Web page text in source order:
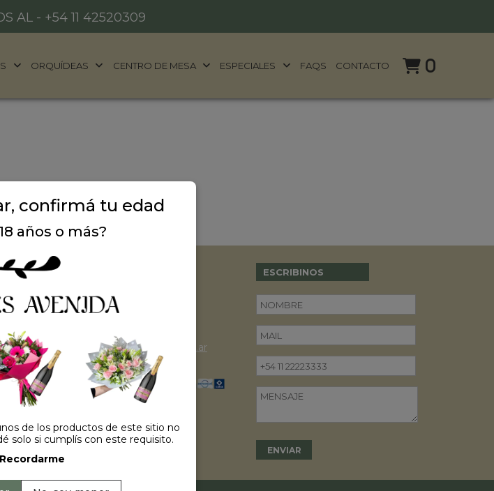
AL - +54 11 42520309
ORQUÍDEAS CENTRO DE MESA ESPECIALES FAQS CONTACTO 0
DONDE ESTAMOS
Ubicación: Argentina
contacto@floresavenida.com.ar
ESCRIBINOS
confirmá tu edad
años o más?
de los productos de este sitio no
solo si cumplís con este requisito.
Recordarme